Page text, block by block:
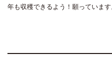
年も収穫できるよう！願っています